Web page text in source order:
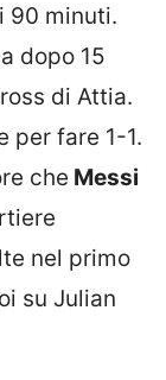
90 minuti.
dopo 15
di Attia.
per fare 1-1.
che Messi
nel primo
su Julian